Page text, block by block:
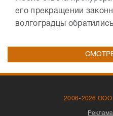
его прекращении
волгоградцы
2006-2026